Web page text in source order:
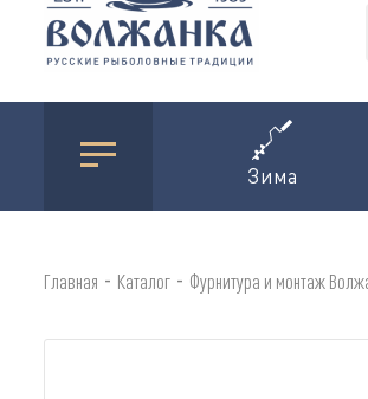
Зима
Главная - Каталог - Фурнитура и монтаж